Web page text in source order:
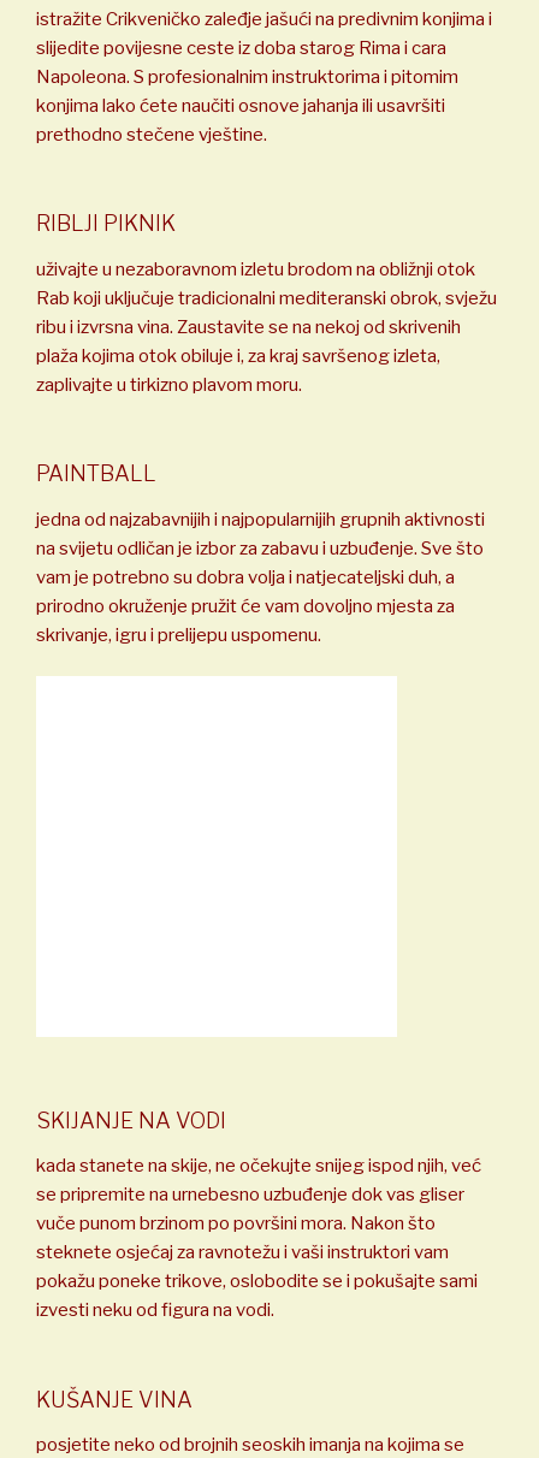
istražite Crikveničko zaleđje jašući na predivnim konjima i
slijedite povijesne ceste iz doba starog Rima i cara
Napoleona. S profesionalnim instruktorima i pitomim
konjima lako ćete naučiti osnove jahanja ili usavršiti
prethodno stečene vještine.
RIBLJI PIKNIK
uživajte u nezaboravnom izletu brodom na obližnji otok
Rab koji uključuje tradicionalni mediteranski obrok, svježu
ribu i izvrsna vina. Zaustavite se na nekoj od skrivenih
plaža kojima otok obiluje i, za kraj savršenog izleta,
zaplivajte u tirkizno plavom moru.
PAINTBALL
jedna od najzabavnijih i najpopularnijih grupnih aktivnosti
na svijetu odličan je izbor za zabavu i uzbuđenje. Sve što
vam je potrebno su dobra volja i natjecateljski duh, a
prirodno okruženje pružit će vam dovoljno mjesta za
skrivanje, igru i prelijepu uspomenu.
SKIJANJE NA VODI
kada stanete na skije, ne očekujte snijeg ispod njih, već
se pripremite na urnebesno uzbuđenje dok vas gliser
vuče punom brzinom po površini mora. Nakon što
steknete osjećaj za ravnotežu i vaši instruktori vam
pokažu poneke trikove, oslobodite se i pokušajte sami
izvesti neku od figura na vodi.
KUŠANJE VINA
posjetite neko od brojnih seoskih imanja na kojima se